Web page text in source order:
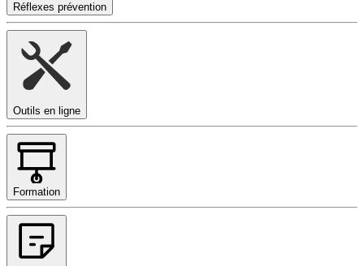
Réflexes prévention
Outils en ligne
Formation